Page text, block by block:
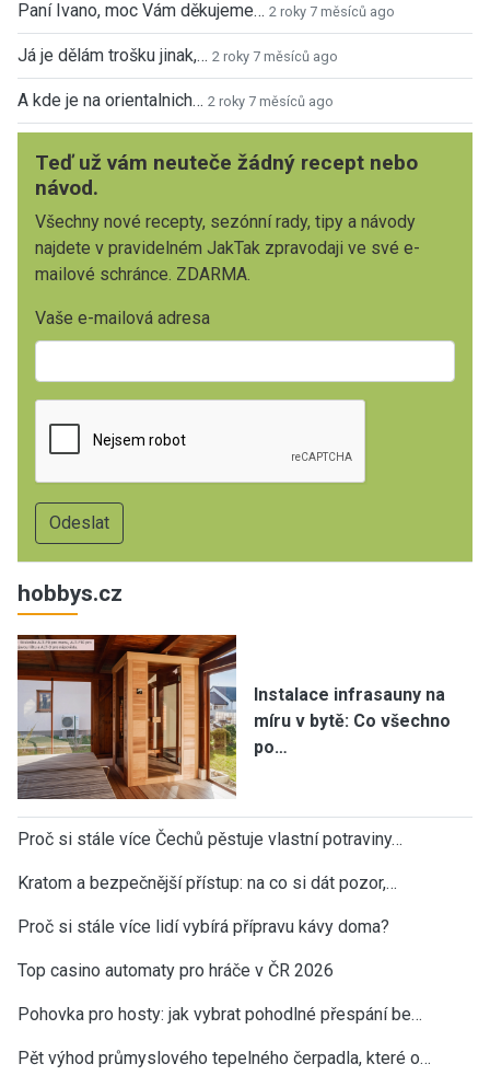
Paní Ivano, moc Vám děkujeme… 2 roky 7 měsíců ago
Já je dělám trošku jinak,… 2 roky 7 měsíců ago
A kde je na orientalnich… 2 roky 7 měsíců ago
Teď už vám neuteče žádný recept nebo
návod.
Všechny nové recepty, sezónní rady, tipy a návody
najdete v pravidelném JakTak zpravodaji ve své e-
mailové schránce. ZDARMA.
Vaše e-mailová adresa
hobbys.cz
Instalace infrasauny na
míru v bytě: Co všechno
po…
Proč si stále více Čechů pěstuje vlastní potraviny…
Kratom a bezpečnější přístup: na co si dát pozor,…
Proč si stále více lidí vybírá přípravu kávy doma?
Top casino automaty pro hráče v ČR 2026
Pohovka pro hosty: jak vybrat pohodlné přespání be…
Pět výhod průmyslového tepelného čerpadla, které o…